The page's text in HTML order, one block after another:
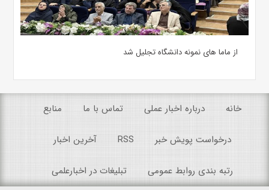
از ماما های نمونه دانشگاه تجلیل شد
خانه درباره اخبار عملی تماس با ما منابع
درخواست پویش خبر RSS آخرین اخبار
رتبه بندی روابط عمومی تبلیغات در اخبارعلمی